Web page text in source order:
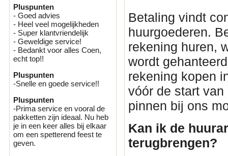
Pluspunten
- Goed advies
- Heel veel mogelijkheden
- Super klantvriendelijk
- Geweldige service!
- Bedankt voor alles Coen,
echt top!!
Pluspunten
-Snelle en goede service!!
Pluspunten
-Prima service en vooral de
pakketten zijn ideaal. Nu heb
je in een keer alles bij elkaar
om een spetterend feest te
geven.
Betaling vindt
huurgoederen.
rekening huren,
wordt
rekening kopen
vóór de start
pinnen bij ons
Kan ik de
terugbrengen?